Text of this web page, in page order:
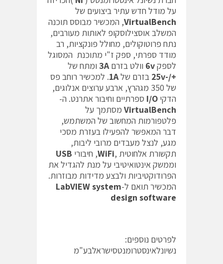
על מודל חדש עתיר ביצועים של
VirtualBench, המכשיר מבוסס תוכנה
המשלב אוסצילוסקופ לאותות מעורבים,
נתח פרוטוקולים, מחולל פונקציות, רב
מודד ספרתי, ספק ז"י מתוכנת המסוגל
לספק6v וולט בזרם3A ומתח של
+/-25v
בזרם של1A. למכשיר רוחב פס
של 350 מגהרץ, ארבע ערוצים אנלוגים,
הדקי I/O ספרתיים וחיבור אתרנט. ה-
VirtualBench מסתמך על
פלטפורמות המחשוב של המשתמש,
דבר המאפשר להפעילו בעזרת מסכי
מגע, לנצל מעבדים מרובי ליבות,
תקשורת אלחוטית ,WiFi, חיבורי USB
וממשק אינטואיטיבי על מנת להגדיל את
הפרודוקטיביות ולבצע מדידות מבוזרות.
המכשיר תואם ל-LabVIEW system
design software
לפרטים נוספים:
נשיונלאינסטרומנטסישראלבע"מ